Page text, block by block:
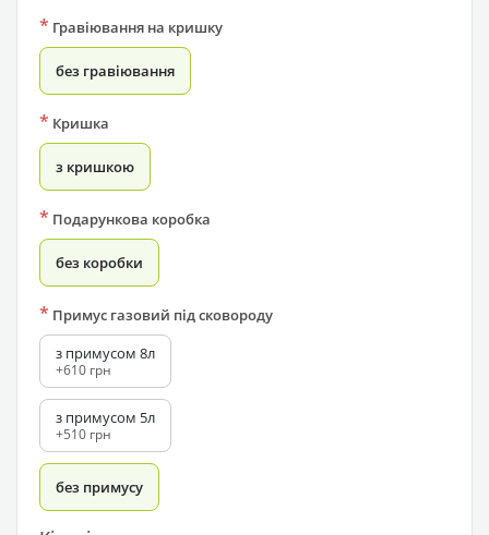
* Гравіювання на кришку
без гравіювання
* Кришка
з кришкою
* Подарункова коробка
без коробки
* Примус газовий під сковороду
з примусом 8л
+610 грн
з примусом 5л
+510 грн
без примусу